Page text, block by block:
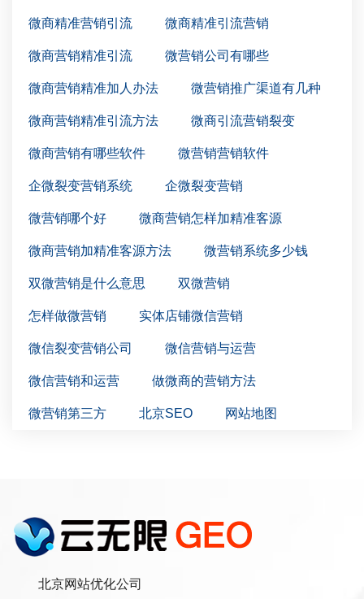
微商精准营销引流 微商精准引流营销
微商营销精准引流 微营销公司有哪些
微商营销精准加人办法 微营销推广渠道有几种
微商营销精准引流方法 微商引流营销裂变
微商营销有哪些软件 微营销营销软件
企微裂变营销系统 企微裂变营销
微营销哪个好 微商营销怎样加精准客源
微商营销加精准客源方法 微营销系统多少钱
双微营销是什么意思 双微营销
怎样做微营销 实体店铺微信营销
微信裂变营销公司 微信营销与运营
微信营销和运营 做微商的营销方法
微营销第三方 北京SEO 网站地图
北京网站优化公司